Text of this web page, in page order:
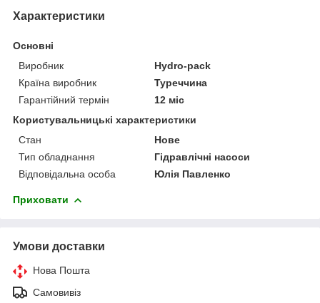
Характеристики
Основні
Виробник
Hydro-pack
Країна виробник
Туреччина
Гарантійний термін
12 міс
Користувальницькі характеристики
Стан
Нове
Тип обладнання
Гідравлічні насоси
Відповідальна особа
Юлія Павленко
Приховати
Умови доставки
Нова Пошта
Самовивіз